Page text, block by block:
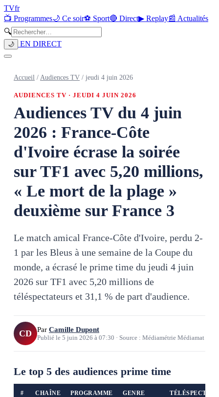
TVfr
📺 Programmes🌙 Ce soir⚽ Sport🔴 Direct▶ Replay📰 Actualités
🔍
🌙 EN DIRECT
Accueil / Audiences TV / jeudi 4 juin 2026
AUDIENCES TV · JEUDI 4 JUIN 2026
Audiences TV du 4 juin
2026 : France-Côte
d'Ivoire écrase la soirée
sur TF1 avec 5,20 millions,
« Le mort de la plage »
deuxième sur France 3
Le match amical France-Côte d'Ivoire, perdu 2-
1 par les Bleus à une semaine de la Coupe du
monde, a écrasé le prime time du jeudi 4 juin
2026 sur TF1 avec 5,20 millions de
téléspectateurs et 31,1 % de part d'audience.
CD Par Camille Dupont
Publié le 5 juin 2026 à 07:30 · Source : Médiamétrie Médiamat
Le top 5 des audiences prime time
# CHAÎNE PROGRAMME GENRE